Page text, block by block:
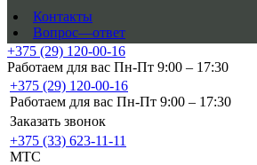
Контакты
Вопрос—ответ
+375 (29) 120-00-16
Работаем для вас Пн-Пт 9:00 – 17:30
+375 (29) 120-00-16
Работаем для вас Пн-Пт 9:00 – 17:30
Заказать звонок
+375 (33) 623-11-11
MTC